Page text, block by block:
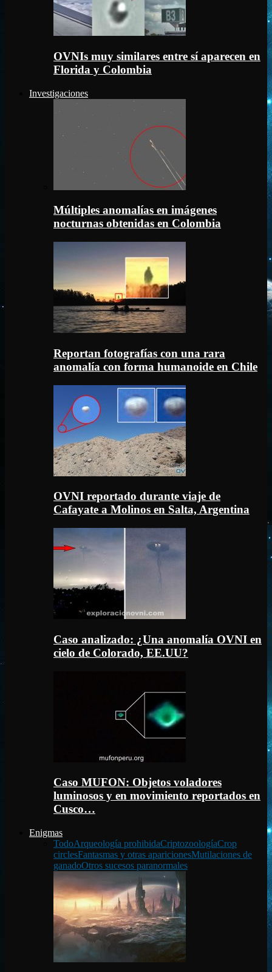
OVNIs muy similares entre sí aparecen en
Florida y Colombia
Investigaciones
Múltiples anomalías en imágenes
nocturnas obtenidas en Colombia
Reportan fotografías con una rara
anomalía con forma humanoide en Chile
OVNI reportado durante viaje de
Cafayate a Molinos en Salta, Argentina
Caso analizado: ¿Una anomalía OVNI en
cielo de Colorado, EE.UU?
Caso MUFON: Objetos voladores
luminosos y en movimiento reportados en
Cusco…
Enigmas
TodoArqueología prohibidaCriptozoologíaCrop
circlesFantasmas y otras aparicionesMutilaciones de
ganadoOtros sucesos paranormales